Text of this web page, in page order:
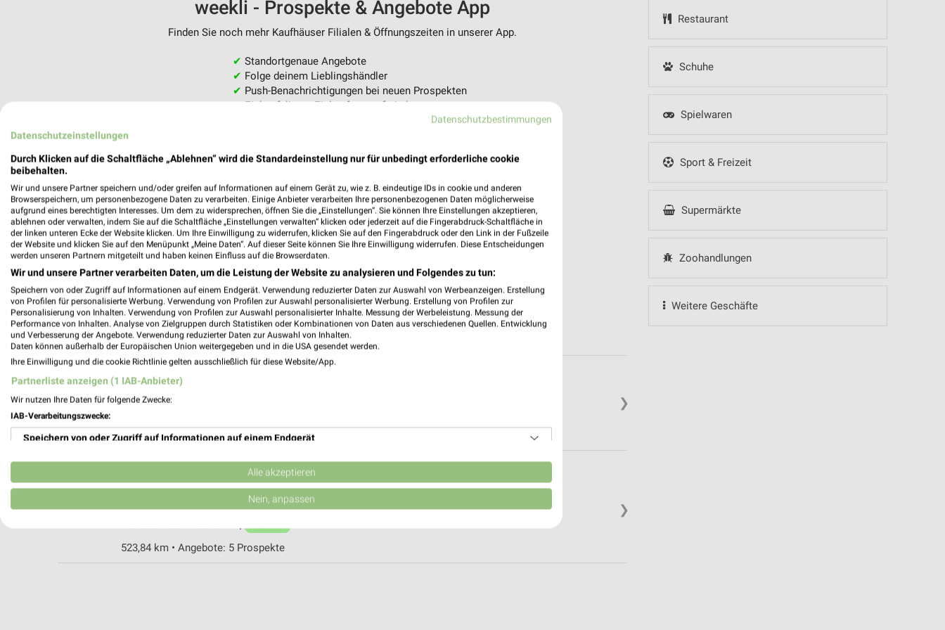
Restaurant
Schuhe
Spielwaren
Sport & Freizeit
Supermärkte
Zoohandlungen
Weitere Geschäfte
weekli - Prospekte & Angebote App
Finden Sie noch mehr Kaufhäuser Filialen & Öffnungszeiten in unserer App.
✔ Standortgenaue Angebote
✔ Folge deinem Lieblingshändler
✔ Push-Benachrichtigungen bei neuen Prospekten
✔Einkaufsliste - Einkauf stressfrei planen
❯
Woolworth Geretsried
82538 Geretsried
536,08 km
❯
Tchibo Filiale mit Kaffee Bar Starnberg
Wittelsbacher Strasse 2
523,84 km • Angebote: 5 Prospekte
Datenschutzbestimmungen
Datenschutzeinstellungen
Durch Klicken auf die Schaltfläche „Ablehnen“ wird die Standardeinstellung nur für unbedingt erforderliche cookie
beibehalten.
Wir und unsere Partner speichern und/oder greifen auf Informationen auf einem Gerät zu, wie z. B. eindeutige IDs in cookie und anderen
Browserspeichern, um personenbezogene Daten zu verarbeiten. Einige Anbieter verarbeiten Ihre personenbezogenen Daten möglicherweise
aufgrund eines berechtigten Interesses. Um dem zu widersprechen, öffnen Sie die „Einstellungen“. Sie können Ihre Einstellungen akzeptieren,
ablehnen oder verwalten, indem Sie auf die Schaltfläche „Einstellungen verwalten“ klicken oder jederzeit auf die Fingerabdruck-Schaltfläche in
der linken unteren Ecke der Website klicken. Um Ihre Einwilligung zu widerrufen, klicken Sie auf den Fingerabdruck oder den Link in der Fußzeile
der Website und klicken Sie auf den Menüpunkt „Meine Daten“. Auf dieser Seite können Sie Ihre Einwilligung widerrufen. Diese Entscheidungen
werden unseren Partnern mitgeteilt und haben keinen Einfluss auf die Browserdaten.
Wir und unsere Partner verarbeiten Daten, um die Leistung der Website zu analysieren und Folgendes zu tun:
Speichern von oder Zugriff auf Informationen auf einem Endgerät. Verwendung reduzierter Daten zur Auswahl von Werbeanzeigen. Erstellung
von Profilen für personalisierte Werbung. Verwendung von Profilen zur Auswahl personalisierter Werbung. Erstellung von Profilen zur
Personalisierung von Inhalten. Verwendung von Profilen zur Auswahl personalisierter Inhalte. Messung der Werbeleistung. Messung der
Performance von Inhalten. Analyse von Zielgruppen durch Statistiken oder Kombinationen von Daten aus verschiedenen Quellen. Entwicklung
und Verbesserung der Angebote. Verwendung reduzierter Daten zur Auswahl von Inhalten.
Daten können außerhalb der Europäischen Union weitergegeben und in die USA gesendet werden.
Ihre Einwilligung und die cookie Richtlinie gelten ausschließlich für diese Website/App.
Partnerliste anzeigen (1 IAB-Anbieter)
Wir nutzen Ihre Daten für folgende Zwecke:
IAB-Verarbeitungszwecke:
Speichern von oder Zugriff auf Informationen auf einem Endgerät
Verwendung reduzierter Daten zur Auswahl von Werbeanzeigen
Erstellung von Profilen für personalisierte Werbung
Erstellung von Profilen zur Personalisierung von Inhalten
Alle akzeptieren
Nein, anpassen